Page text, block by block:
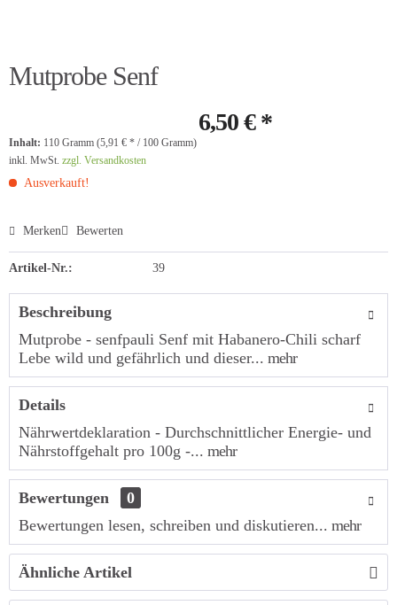
Mutprobe Senf
6,50 € *
Inhalt: 110 Gramm (5,91 € * / 100 Gramm)
inkl. MwSt. zzgl. Versandkosten
Ausverkauft!
Merken Bewerten
Artikel-Nr.: 39
Beschreibung
Mutprobe - senfpauli Senf mit Habanero-Chili scharf
Lebe wild und gefährlich und dieser... mehr
Details
Nährwertdeklaration - Durchschnittlicher Energie- und
Nährstoffgehalt pro 100g -... mehr
Bewertungen
0
Bewertungen lesen, schreiben und diskutieren... mehr
Ähnliche Artikel